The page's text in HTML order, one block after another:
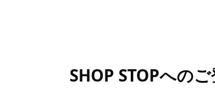
SHOP STOPへの